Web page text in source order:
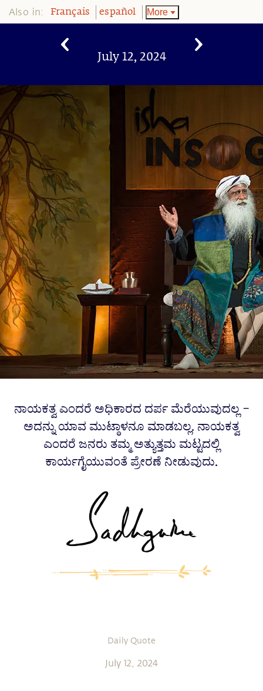
Also in: Français español More
July 12, 2024
ನಾಯಕತ್ವ ಎಂದರೆ ಅಧಿಕಾರದ ದರ್ಪ ಮೆರೆಯುವುದಲ್ಲ –
ಅದನ್ನು ಯಾವ ಮುಟ್ಠಾಳನೂ ಮಾಡಬಲ್ಲ. ನಾಯಕತ್ವ
ಎಂದರೆ ಜನರು ತಮ್ಮ ಅತ್ಯುತ್ತಮ ಮಟ್ಟದಲ್ಲಿ
ಕಾರ್ಯಗೈಯುವಂತೆ ಪ್ರೇರಣೆ ನೀಡುವುದು.
Daily Quote
July 12, 2024